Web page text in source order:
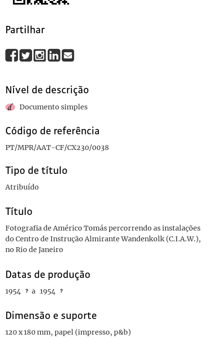
Partilhar
Nível de descrição
Documento simples
Código de referência
PT/MPR/AAT-CF/CX230/0038
Tipo de título
Atribuído
Título
Fotografia de Américo Tomás percorrendo as instalações
do Centro de Instrução Almirante Wandenkolk (C.I.A.W.),
no Rio de Janeiro
Datas de produção
1954 a 1954
Dimensão e suporte
120 x 180 mm, papel (impresso, p&b)